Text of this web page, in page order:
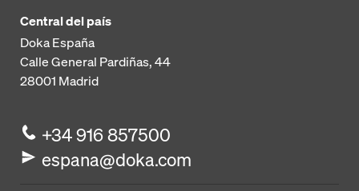
Central del país
Doka España
Calle General Pardiñas, 44
28001 Madrid
+34 916 857500
espana@doka.com